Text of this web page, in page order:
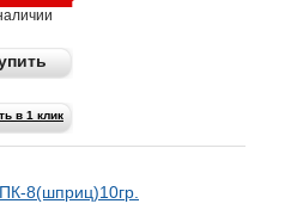
в 1 клик
8(шприц)10гр.